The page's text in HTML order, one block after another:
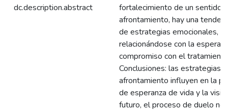
dc.description.abstract
fortalecimiento de un sentido
afrontamiento, hay una
de estrategias emocionales,
relacionándose con la
compromiso con el
Conclusiones: las estrategias
afrontamiento influyen en la
de esperanza de vida y la
futuro, el proceso de duelo no